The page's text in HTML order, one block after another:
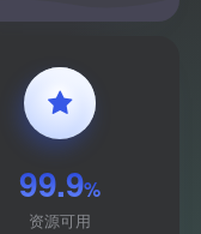
99.9%
资源可用